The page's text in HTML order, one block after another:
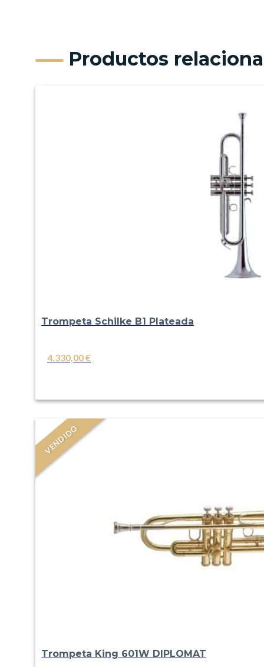
Productos
Trompeta Schilke B1 Plateada
4.330,00€
Trompeta King 601W DIPLOMAT
VENDIDO